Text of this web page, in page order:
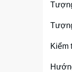
Kiểm